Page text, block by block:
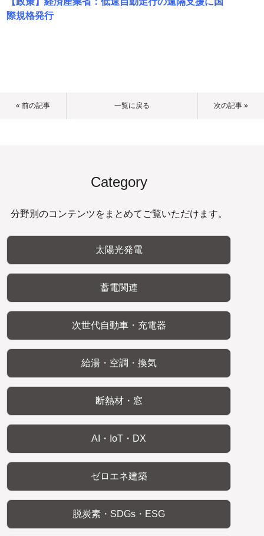
際規格発行
« 前の記事 一覧に戻る 次の記事 »
Category
分野別のコンテンツをまとめてご覧いただけます。
太陽光発電
蓄電関連
次世代自動車・充電器
給湯・空調・換気
断熱材・窓
AI・IoT・DX
ゼロエネ建築
脱炭素・SDGs・ESG